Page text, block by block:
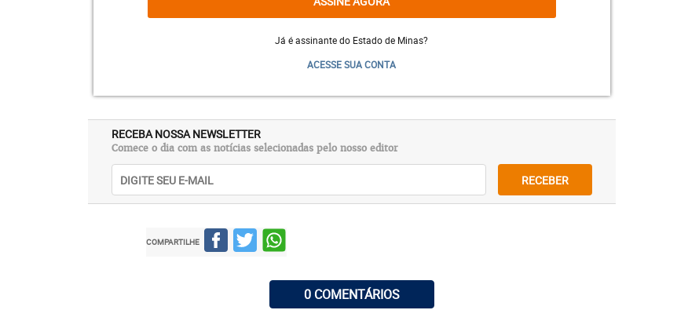
limite que se espera para humanos que se encontram sob estresse, como durante a
prática de exercícios físicos intensos. Depois de seis meses do desembarque, 91,3%
da expressão dos genes do astronauta voltaram ao normal. A agência afirma que,
descobrir por que os 8,7% dos níveis de expressão gênica de Scott não retornaram
ao que eram anteriormente, e como reverter essa alteração.
De forma geral, o conjunto de resultados mostra que não há nada extremamente
preocupante em se mandar uma pessoa para o espaço, do ponto de vista da saúde.
Porém, isso não quer dizer que o organismo de Scott foi e voltou da mesma
maneira depois de 12 meses na Estação Espacial Internacional. Além da expressão
coordenados pelo Programa de Pesquisa Humana da Nasa, observaram alterações
Já é assinante do Estado de Minas?
ACESSE SUA CONTA
RECEBA NOSSA NEWSLETTER
Comece o dia com as notícias selecionadas pelo nosso editor
RECEBER
COMPARTILHE
0 COMENTÁRIOS